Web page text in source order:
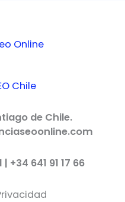
Chile
de Chile.
+34 641 91 17 66